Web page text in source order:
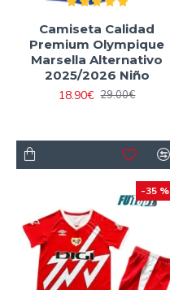
Camiseta Calidad
Premium Olympique
Marsella Alternativo
2025/2026 Niño
18.90€ 29.00€
-35 %